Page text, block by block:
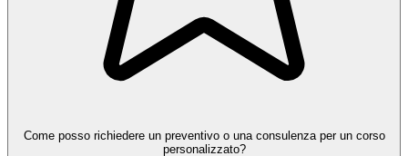
Come posso richiedere un preventivo o una consulenza per un corso
personalizzato?